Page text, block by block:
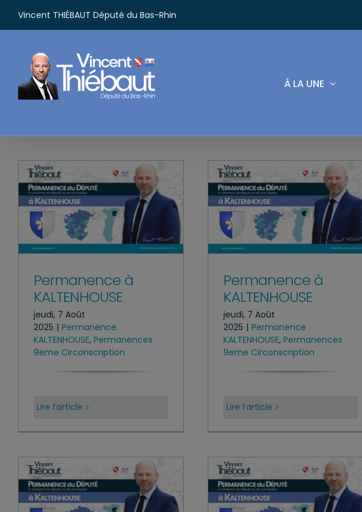
contenu
Vincent THIÉBAUT Député du Bas-Rhin
À LA UNE
Permanence à
KALTENHOUSE
jeudi, 7 Août
2025 | Permanence
KALTENHOUSE, Permanences
9eme Circonscription
Lire l’article
Permanence à
KALTENHOUSE
jeudi, 7 Août
2025 | Permanence
KALTENHOUSE, Permanences
9eme Circonscription
Lire l’article